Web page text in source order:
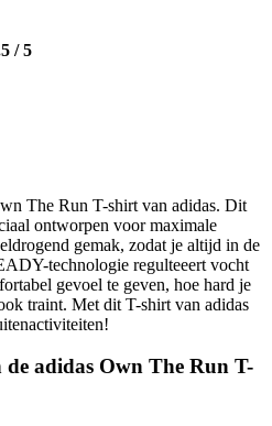
/5
The Run T-shirt van adidas. Dit
ontworpen voor maximale
gemak, zodat je altijd in de
technologie regulteeert vocht
gevoel te geven, hoe hard je
traint. Met dit T-shirt van adidas
de adidas Own The Run T-